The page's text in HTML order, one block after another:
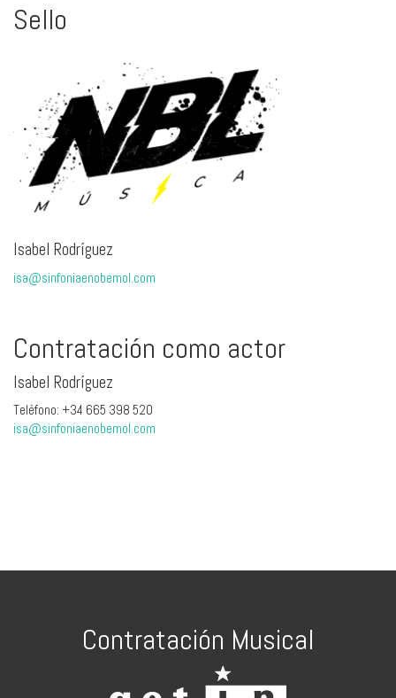
Sello
Isabel Rodríguez
isa@sinfoniaenobemol.com
Contratación como actor
Isabel Rodríguez
Teléfono: +34 665 398 520
isa@sinfoniaenobemol.com
Contratación Musical